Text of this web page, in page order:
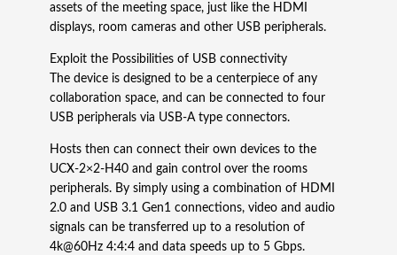
n
i
e
r
s
a
l
m
a
t
r
i
assets of the meeting space, just like the HDMI
displays, room cameras and other USB peripherals.
Exploit the Possibilities of USB connectivity
The device is designed to be a centerpiece of any
collaboration space, and can be connected to four
USB peripherals via USB-A type connectors.
Hosts then can connect their own devices to the
UCX-2×2-H40 and gain control over the rooms
peripherals. By simply using a combination of HDMI
2.0 and USB 3.1 Gen1 connections, video and audio
signals can be transferred up to a resolution of
4k@60Hz 4:4:4 and data speeds up to 5 Gbps.